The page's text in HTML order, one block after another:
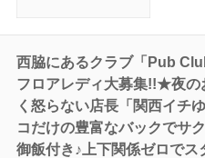
西脇にあるクラブ「Pub
フロアレディ大募集!!★夜の
く怒らない店長「関西イチ
コだけの豊富なバックでサ
御飯付き♪上下関係ゼロで